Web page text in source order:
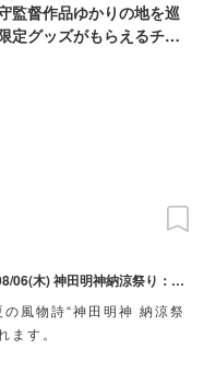
監督作品ゆかりの地を巡
定グッズがもらえるチャ
祭り：2026/08/07(金) ～ 2026/08/09(日)
風物詩“神田明神 納涼祭
ます。